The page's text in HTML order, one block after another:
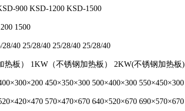
-900 KSD-1200 KSD-1500
1500
28/40 25/28/40 25/28/40 25/28/40
板） 1KW（不锈钢加热板） 2KW(不锈钢加热板)
450×350×300 500×400×300 550×450×300
570×470×670 640×520×670 690×570×670